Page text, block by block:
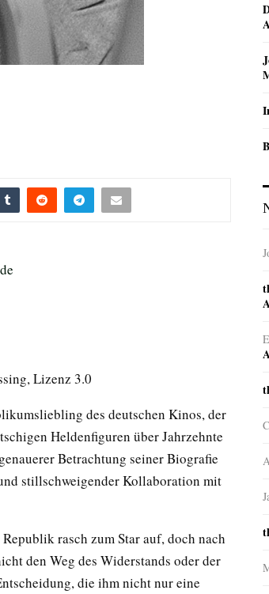
Lizenz 3.0
des deutschen Kinos, der
Heldenfiguren über Jahrzehnte
Betrachtung seiner Biografie
stillschweigender Kollaboration mit
rasch zum Star auf, doch nach
den Weg des Widerstands oder der
die ihm nicht nur eine